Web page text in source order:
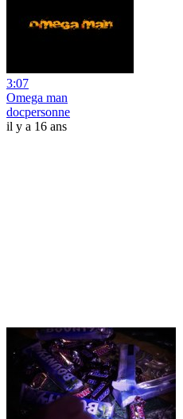
3:07
Omega man
docpersonne
il y a 16 ans